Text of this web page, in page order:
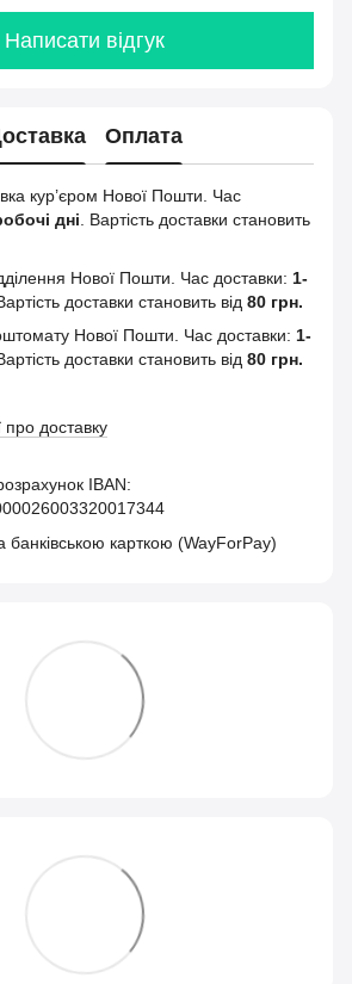
Написати відгук
Оплата
кур’єром Нової Пошти. Час
дні. Вартість доставки становить
Нової Пошти. Час доставки: 1-
Вартість доставки становить від 80 грн.
Нової Пошти. Час доставки: 1-
Вартість доставки становить від 80 грн.
про доставку
IBAN:
карткою (WayForPay)